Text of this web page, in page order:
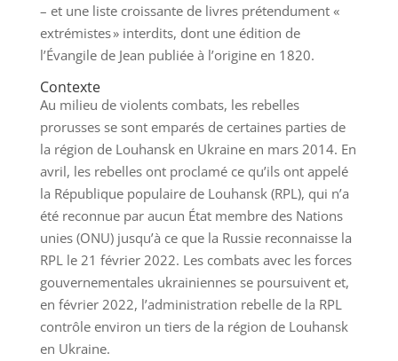
– et une liste croissante de livres prétendument «
extrémistes » interdits, dont une édition de
l’Évangile de Jean publiée à l’origine en 1820.
Contexte
Au milieu de violents combats, les rebelles
prorusses se sont emparés de certaines parties de
la région de Louhansk en Ukraine en mars 2014. En
avril, les rebelles ont proclamé ce qu’ils ont appelé
la République populaire de Louhansk (RPL), qui n’a
été reconnue par aucun État membre des Nations
unies (ONU) jusqu’à ce que la Russie reconnaisse la
RPL le 21 février 2022. Les combats avec les forces
gouvernementales ukrainiennes se poursuivent et,
en février 2022, l’administration rebelle de la RPL
contrôle environ un tiers de la région de Louhansk
en Ukraine.